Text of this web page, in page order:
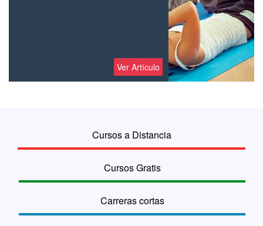
Ver Artículo
Cursos a Distancia
Cursos Gratis
Carreras cortas